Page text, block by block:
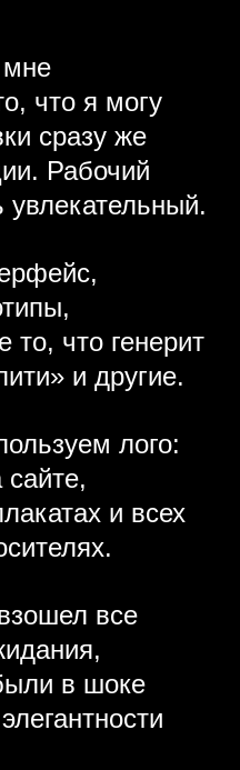
мне
что я могу
сразу же
Рабочий
увлекательный.
то, что генерит
и другие.
лого:
сайте,
и всех
все
в шоке